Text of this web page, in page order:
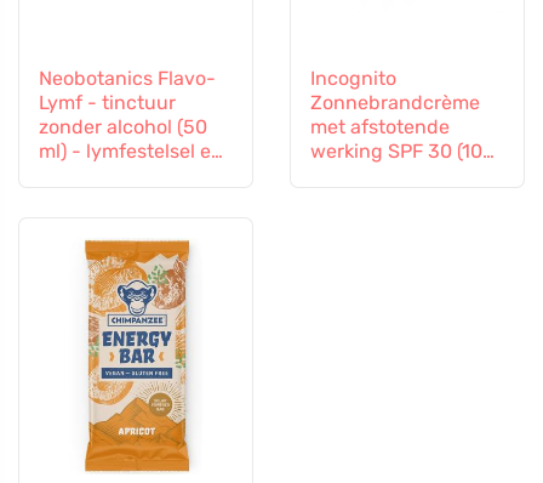
Neobotanics Flavo-
Lymf - tinctuur
zonder alcohol (50
ml) - lymfestelsel en
Incognito
Zonnebrandcrème
met afstotende
werking SPF 30 (100